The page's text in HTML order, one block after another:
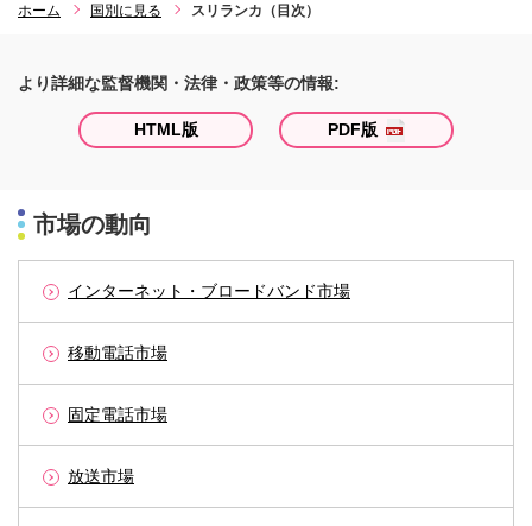
ホーム 国別に見る スリランカ（目次）
より詳細な監督機関・法律・政策等の情報:
HTML版 PDF版
市場の動向
インターネット・ブロードバンド市場
移動電話市場
固定電話市場
放送市場